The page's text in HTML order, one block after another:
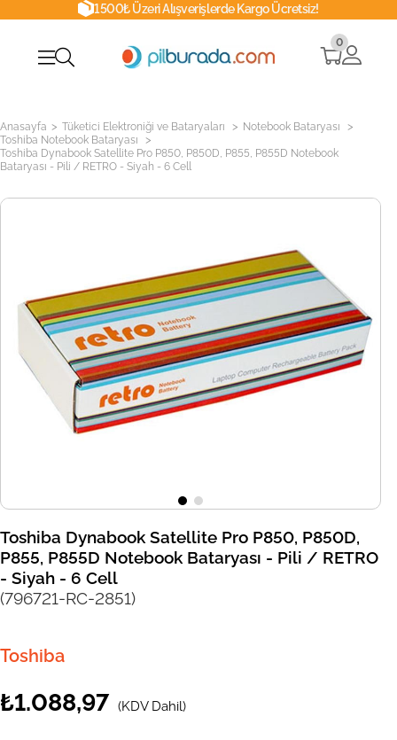
1500₺ Üzeri Alışverişlerde Kargo Ücretsiz!
0
Anasayfa > Tüketici Elektroniği ve Bataryaları > Notebook Bataryası >
Toshiba Notebook Bataryası >
Toshiba Dynabook Satellite Pro P850, P850D, P855, P855D Notebook
Bataryası - Pili / RETRO - Siyah - 6 Cell
Toshiba Dynabook Satellite Pro P850, P850D,
P855, P855D Notebook Bataryası - Pili / RETRO
- Siyah - 6 Cell
(796721-RC-2851)
Toshiba
₺1.088,97 (KDV Dahil)